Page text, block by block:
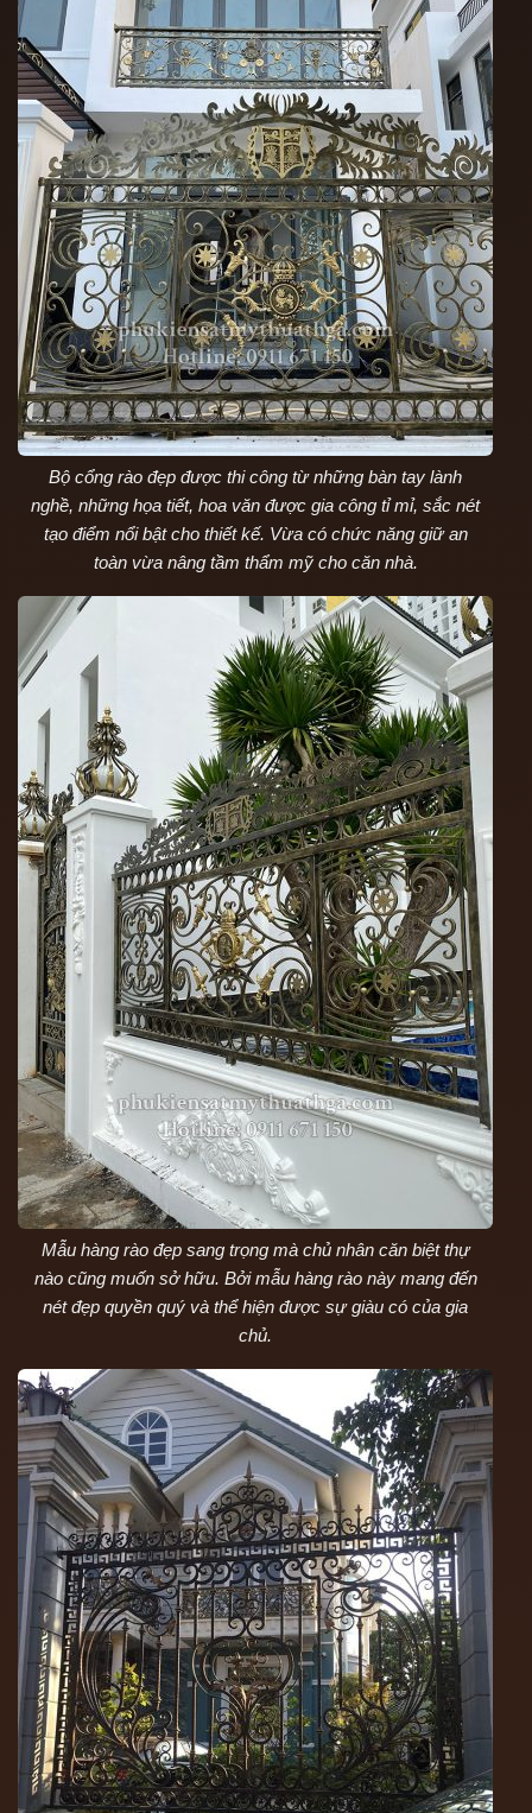
Bộ cổng rào đẹp được thi công từ những bàn tay lành
nghề, những họa tiết, hoa văn được gia công tỉ mỉ, sắc nét
tạo điểm nổi bật cho thiết kế. Vừa có chức năng giữ an
toàn vừa nâng tầm thẩm mỹ cho căn nhà.
Mẫu hàng rào đẹp sang trọng mà chủ nhân căn biệt thự
nào cũng muốn sở hữu. Bởi mẫu hàng rào này mang đến
nét đẹp quyền quý và thể hiện được sự giàu có của gia
chủ.